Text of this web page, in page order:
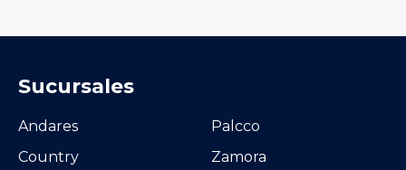
Sucursales
Andares
Country
Palcco
Zamora